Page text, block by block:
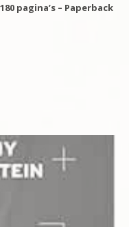
pagina’s – Paperback